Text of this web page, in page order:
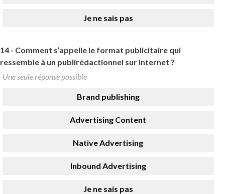
Je ne sais pas
14 - Comment s’appelle le format publicitaire qui
ressemble à un publirédactionnel sur Internet ?
Une seule réponse possible
Brand publishing
Advertising Content
Native Advertising
Inbound Advertising
Je ne sais pas